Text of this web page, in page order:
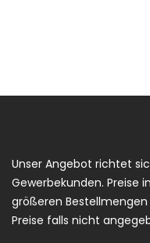
Unser Angebot richtet
Gewerbekunden. Preise
größeren
Preise falls nicht